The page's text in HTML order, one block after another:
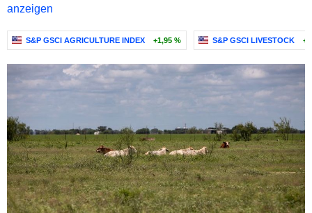
anzeigen
S&P GSCI AGRICULTURE INDEX +1,95 % S&P GSCI LIVESTOCK